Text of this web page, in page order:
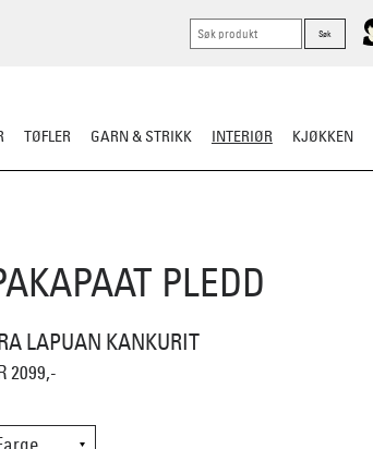
TØFLER GARN & STRIKK INTERIØR KJØKKEN
PLEDD
LAPUAN KANKURIT
2099,-